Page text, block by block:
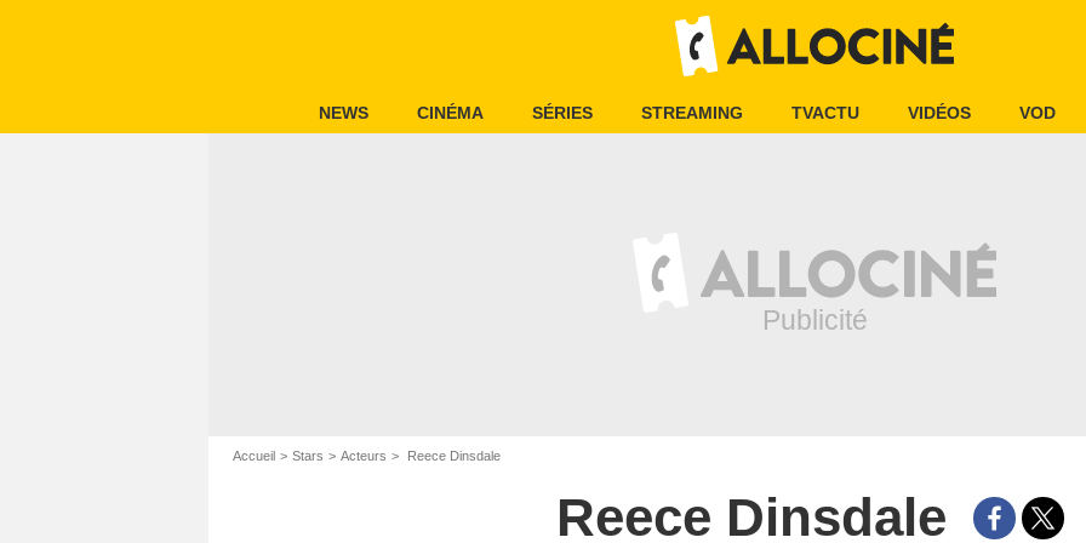
NEWS CINÉMA SÉRIES STREAMING TVACTU VIDÉOS VOD
Accueil Stars Acteurs Reece Dinsdale
Reece Dinsdale